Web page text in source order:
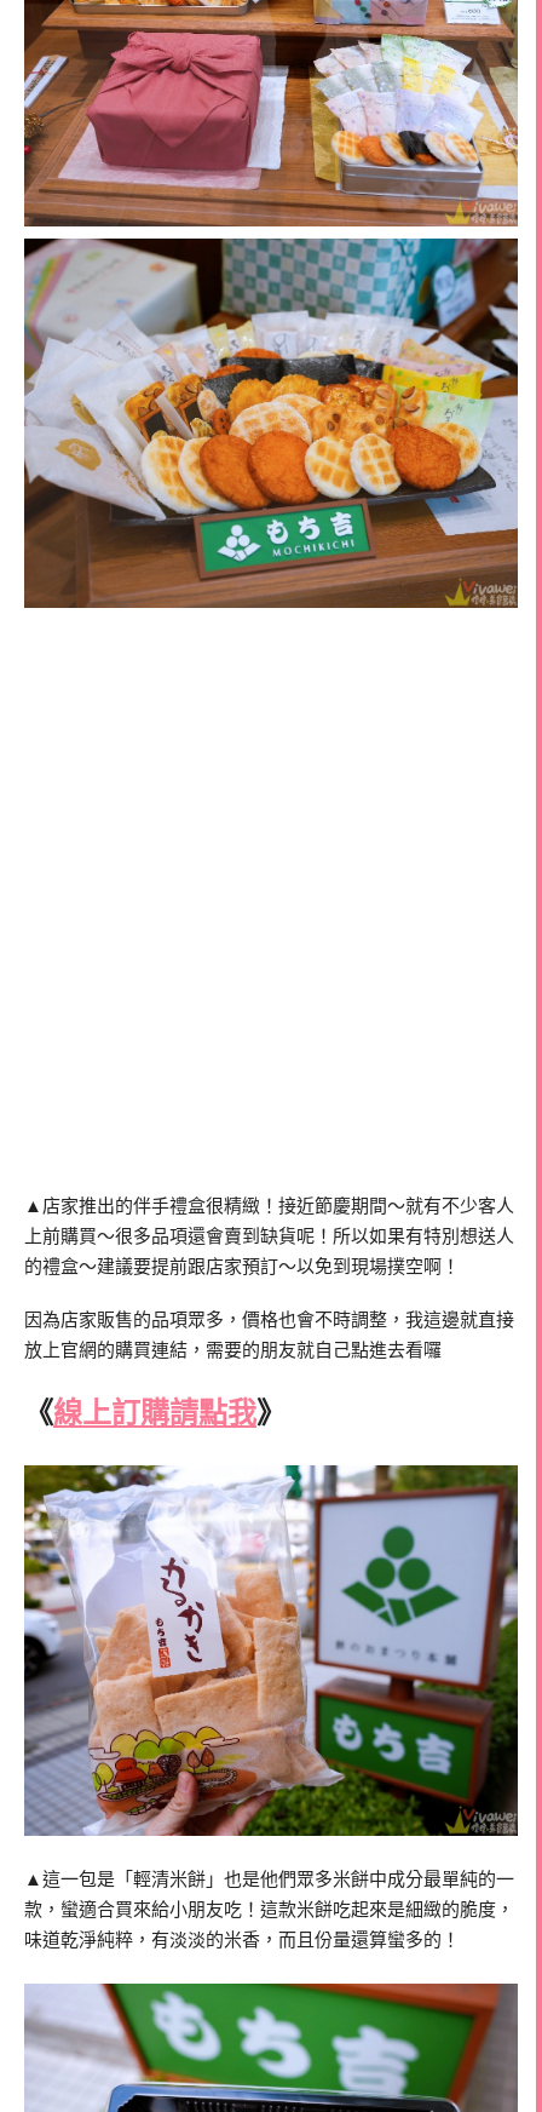
▲店家推出的伴手禮盒很精緻！接近節慶期間～就有不少客人
上前購買～很多品項還會賣到缺貨呢！所以如果有特別想送人
的禮盒～建議要提前跟店家預訂～以免到現場撲空啊！
因為店家販售的品項眾多，價格也會不時調整，我這邊就直接
放上官網的購買連結，需要的朋友就自己點進去看囉
《線上訂購請點我》
▲這一包是「輕清米餅」也是他們眾多米餅中成分最單純的一
款，蠻適合買來給小朋友吃！這款米餅吃起來是細緻的脆度，
味道乾淨純粹，有淡淡的米香，而且份量還算蠻多的！